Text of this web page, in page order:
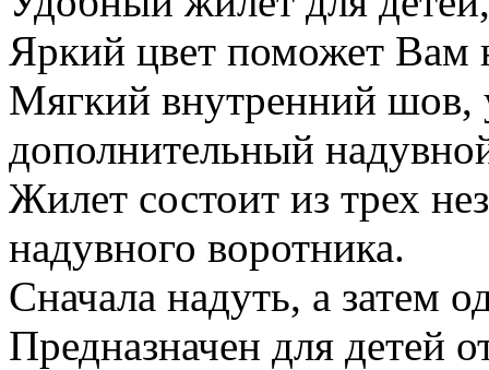
Яркий цвет поможет Вам
Мягкий внутренний шов,
дополнительный
Жилет состоит из трех
надувного воротника.
Сначала надуть, а затем
Предназначен для детей